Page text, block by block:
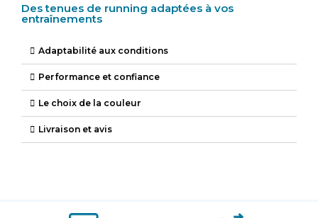
Des tenues de running adaptées à vos
entraînements
Adaptabilité aux conditions
Performance et confiance
Le choix de la couleur
Livraison et avis